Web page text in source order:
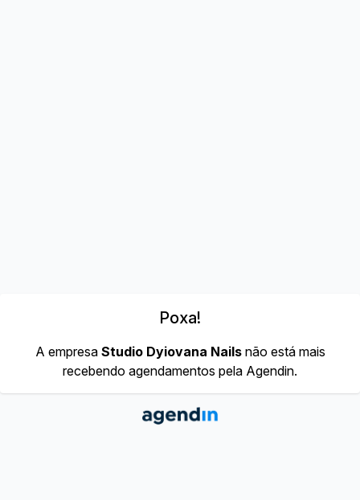
Poxa!
A empresa Studio Dyiovana Nailsnão está mais
recebendo agendamentos pela Agendin.